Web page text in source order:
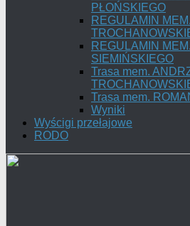
PŁOŃSKIEGO
REGULAMIN
REGULAMIN
SIEMIŃSKIEGO
Trasa mem.
Trasa mem.
Wyniki
Wyścigi przełajowe
RODO